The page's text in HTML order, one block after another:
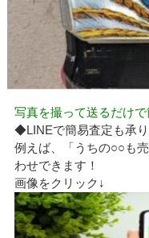
写真を撮って送るだけ
◆LINEで簡易査定も承
例えば、「うちの○○も
わせできます！
画像をクリック↓